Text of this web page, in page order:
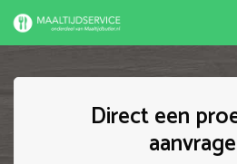
Spring
naar
Direct een